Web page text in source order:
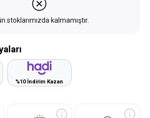
stoklarımızda kalmamıştır.
%10 İndirim Kazan